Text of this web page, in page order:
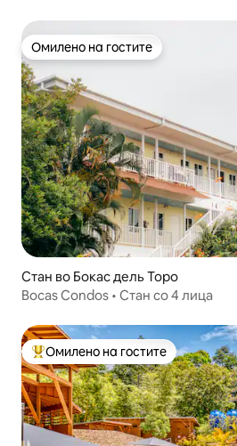
Омилено на гостите
Омилено на гостите
Стан во Бокас дель Торо
Bocas Condos • Стан со 4 лица
Меѓу најуспешните „Омилени на
Омилено на гостите